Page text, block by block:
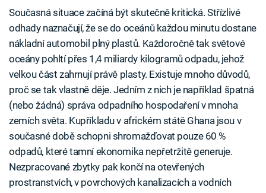
Současná situace začíná být skutečně kritická. Střízlivé
odhady naznačují, že se do oceánů každou minutu dostane
nákladní automobil plný plastů. Každoročně tak světové
oceány pohltí přes 1,4 miliardy kilogramů odpadu, jehož
velkou část zahrnují právě plasty. Existuje mnoho důvodů,
proč se tak vlastně děje. Jedním z nich je například špatná
(nebo žádná) správa odpadního hospodaření v mnoha
zemích světa. Kupříkladu v africkém státě Ghana jsou v
současné době schopni shromažďovat pouze 60 %
odpadů, které tamní ekonomika nepřetržitě generuje.
Nezpracované zbytky pak končí na otevřených
prostranstvích, v povrchových kanalizacích a vodních